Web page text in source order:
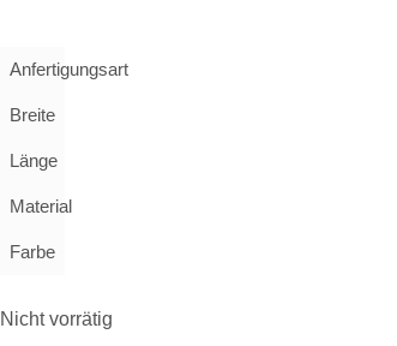
Anfertigungsart
Breite
Länge
Material
Farbe
Nicht vorrätig